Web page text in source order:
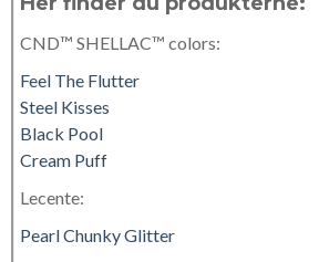
CND™ SHELLAC™ colors:
Feel The Flutter
Steel Kisses
Black Pool
Cream Puff
Lecente:
Pearl Chunky Glitter